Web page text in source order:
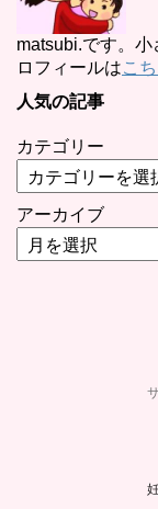
matsubi.です。
ロフィールはこ
人気の記事
カテゴリー
アーカイブ